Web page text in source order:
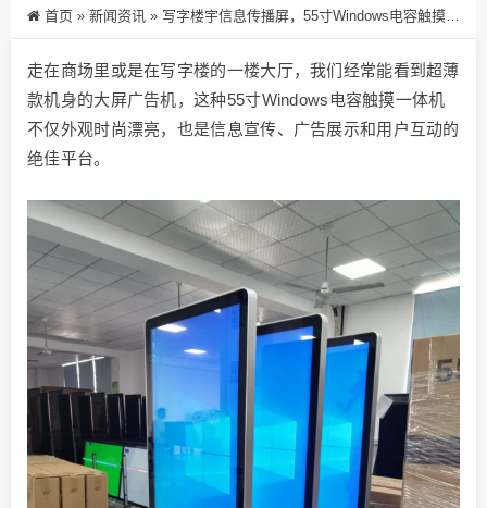
首页 » 新闻资讯 » 写字楼宇信息传播屏，55寸Windows电容触摸一体机
走在商场里或是在写字楼的一楼大厅，我们经常能看到超薄
款机身的大屏广告机，这种55寸Windows电容触摸一体机
不仅外观时尚漂亮，也是信息宣传、广告展示和用户互动的
绝佳平台。